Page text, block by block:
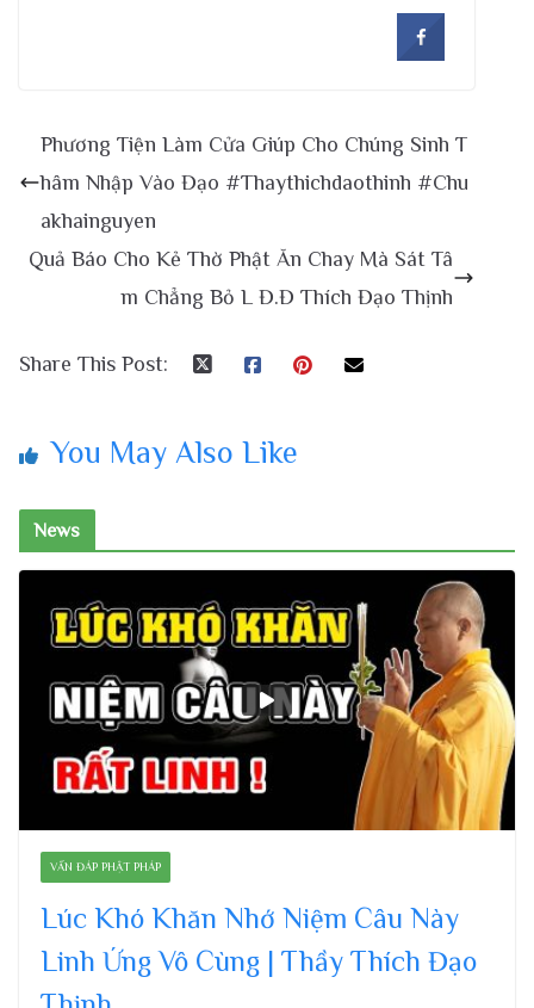
Phương Tiện Làm Cửa Giúp Cho Chúng Sinh T
hâm Nhập Vào Đạo #Thaythichdaothinh #Chu
akhainguyen
Quả Báo Cho Kẻ Thờ Phật Ăn Chay Mà Sát Tâ
m Chẳng Bỏ L Đ.Đ Thích Đạo Thịnh
Share This Post:
You May Also Like
News
VẤN ĐÁP PHẬT PHÁP
Lúc Khó Khăn Nhớ Niệm Câu Này
Linh Ứng Vô Cùng | Thầy Thích Đạo